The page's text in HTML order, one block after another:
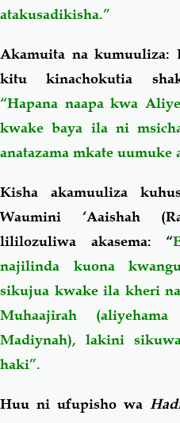
atakusadikisha.”
Akamuita na kumuuliza:
kitu kinachokutia
“Hapana naapa kwa
kwake baya ila ni
anatazama mkate
Kisha akamuuliza
Waumini ‘Aaishah
lililozuliwa akasema: “
najilinda kuona
sikujua kwake ila kheri
Muhaajirah
Madiynah), lakini
haki”.
Huu ni ufupisho wa